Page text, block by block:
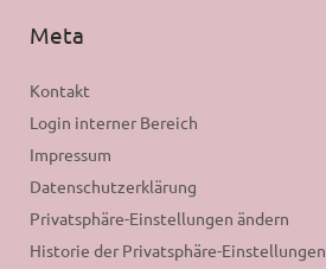
Meta
Kontakt
Login interner Bereich
Impressum
Datenschutzerklärung
Privatsphäre-Einstellungen ändern
Historie der Privatsphäre-Einstellungen